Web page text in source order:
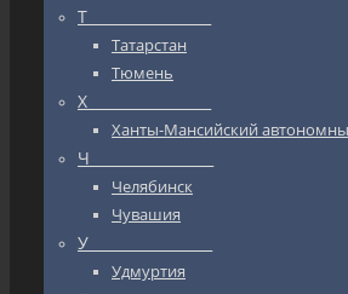
Т_________________
Татарстан
Тюмень
Х_________________
Ханты-Мансийский
Ч_________________
Челябинск
Чувашия
У_________________
Удмуртия